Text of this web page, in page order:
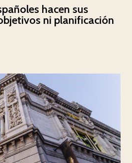
hacen sus
ni planificación